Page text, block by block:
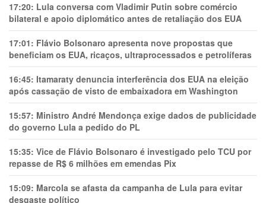
17:20: Lula conversa com Vladimir Putin sobre comércio
bilateral e apoio diplomático antes de retaliação dos EUA
17:01: Flávio Bolsonaro apresenta nove propostas que
beneficiam os EUA, ricaços, ultraprocessados e petrolíferas
16:45: Itamaraty denuncia interferência dos EUA na eleição
após cassação de visto de embaixadora em Washington
15:57: Ministro André Mendonça exige dados de publicidade
do governo Lula a pedido do PL
15:35: Vice de Flávio Bolsonaro é investigado pelo TCU por
repasse de R$ 6 milhões em emendas Pix
15:09: Marcola se afasta da campanha de Lula para evitar
desgaste político